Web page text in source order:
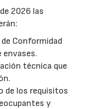
2026 las
Conformidad
envases.
técnica que
de los requisitos
y